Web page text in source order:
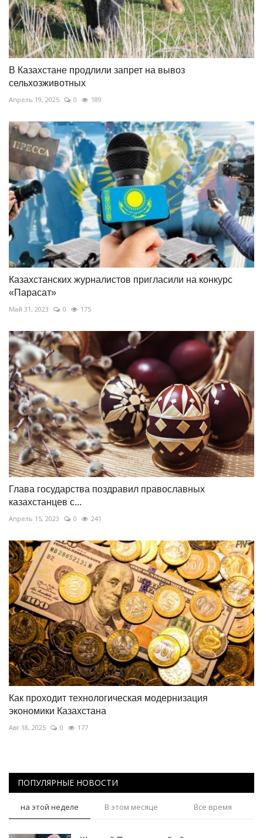
В Казахстане продлили запрет на вывоз
сельхозживотных
Апрель 19, 2025 0 189
Казахстанских журналистов пригласили на конкурс
«Парасат»
Май 31, 2023 0 175
Глава государства поздравил православных
казахстанцев с...
Апрель 15, 2023 0 241
Как проходит технологическая модернизация
экономики Казахстана
Авг 18, 2025 0 177
ПОПУЛЯРНЫЕ НОВОСТИ
на этой неделе В этом месяце Все время